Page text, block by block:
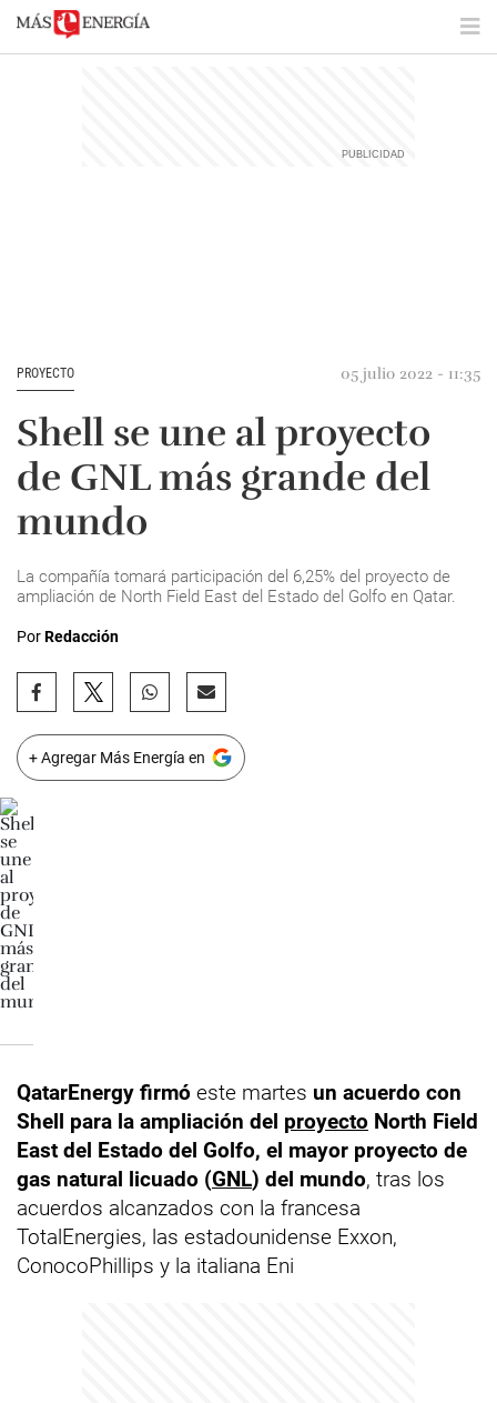
PROYECTO 05 julio 2022 - 11:35
Shell se une al proyecto
de GNL más grande del
mundo
La compañía tomará participación del 6,25% del proyecto de
ampliación de North Field East del Estado del Golfo en Qatar.
PorRedacción
+ Agregar Más Energía en
QatarEnergy firmó este martes un acuerdo con
Shell para la ampliación del proyecto North Field
East del Estado del Golfo, el mayor proyecto de
gas natural licuado (GNL) del mundo, tras los
acuerdos alcanzados con la francesa
TotalEnergies, las estadounidense Exxon,
ConocoPhillips y la italiana Eni